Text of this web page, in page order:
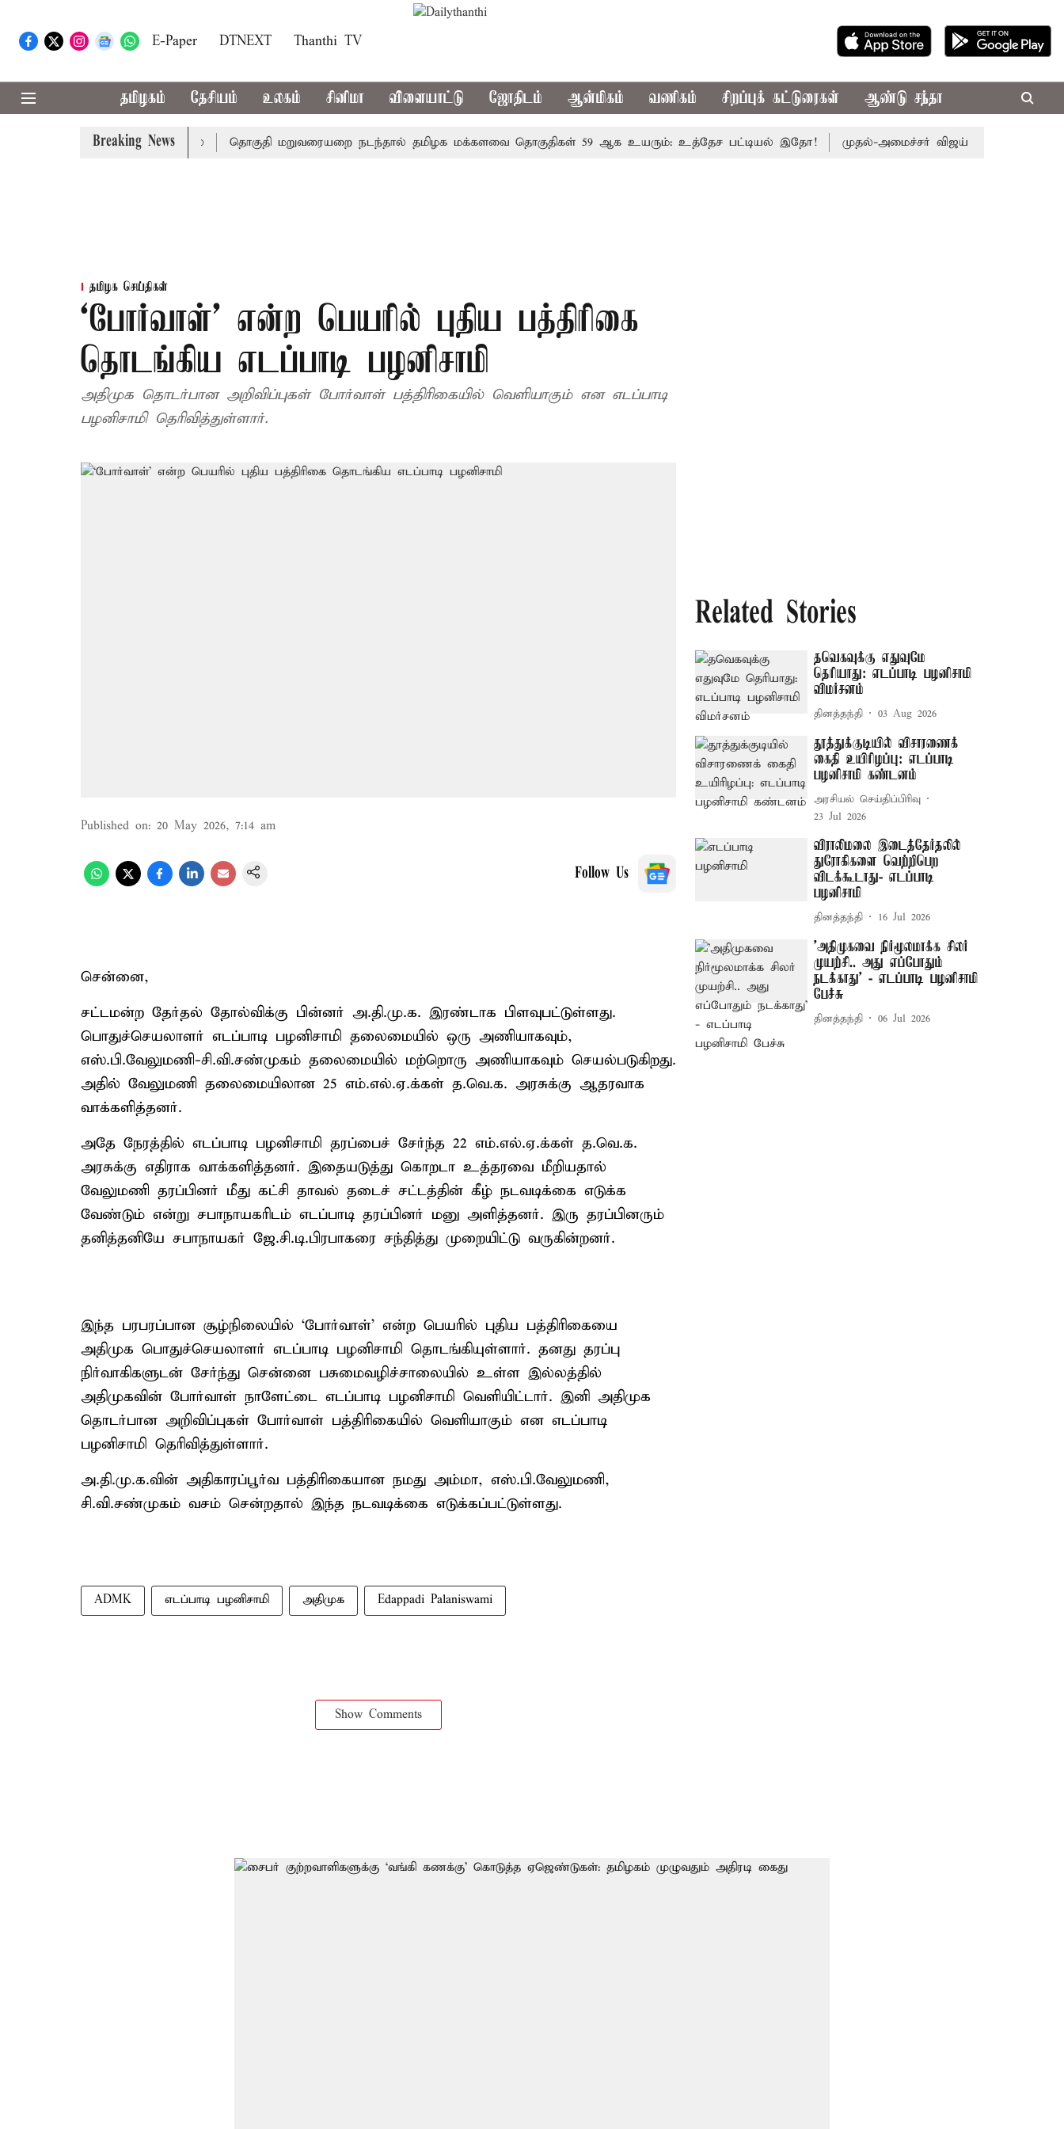
E-Paper DTNEXT Thanthi TV
தமிழகம் தேசியம் உலகம் சினிமா விளையாட்டு ஜோதிடம் ஆன்மிகம் வணிகம் சிறப்புக் கட்டுரைகள் ஆண்டு சந்தா
Breaking News
பலி - பிரதமர் மோடி இரங்கல் தொகுதி மறுவரையறை நடந்தால் தமிழக மக்களவை தொகுதிகள் 59 ஆக உயரும்: உத்தேச பட்டியல் இதோ! முதல்-அமைச்சர் விஜய் தலைமையில் இன்று
தமிழக செய்திகள்
‘போர்வாள்’ என்ற பெயரில் புதிய பத்திரிகை
தொடங்கிய எடப்பாடி பழனிசாமி
அதிமுக தொடர்பான அறிவிப்புகள் போர்வாள் பத்திரிகையில் வெளியாகும் என எடப்பாடி
பழனிசாமி தெரிவித்துள்ளார்.
Published on: 20 May 2026, 7:14 am
Follow Us
சென்னை,
சட்டமன்ற தேர்தல் தோல்விக்கு பின்னர் அ.தி.மு.க. இரண்டாக பிளவுபட்டுள்ளது.
பொதுச்செயலாளர் எடப்பாடி பழனிசாமி தலைமையில் ஒரு அணியாகவும்,
எஸ்.பி.வேலுமணி-சி.வி.சண்முகம் தலைமையில் மற்றொரு அணியாகவும் செயல்படுகிறது.
அதில் வேலுமணி தலைமையிலான 25 எம்.எல்.ஏ.க்கள் த.வெ.க. அரசுக்கு ஆதரவாக
வாக்களித்தனர்.
அதே நேரத்தில் எடப்பாடி பழனிசாமி தரப்பைச் சேர்ந்த 22 எம்.எல்.ஏ.க்கள் த.வெ.க.
அரசுக்கு எதிராக வாக்களித்தனர். இதையடுத்து கொறடா உத்தரவை மீறியதால்
வேலுமணி தரப்பினர் மீது கட்சி தாவல் தடைச் சட்டத்தின் கீழ் நடவடிக்கை எடுக்க
வேண்டும் என்று சபாநாயகரிடம் எடப்பாடி தரப்பினர் மனு அளித்தனர். இரு தரப்பினரும்
தனித்தனியே சபாநாயகர் ஜே.சி.டி.பிரபாகரை சந்தித்து முறையிட்டு வருகின்றனர்.
இந்த பரபரப்பான சூழ்நிலையில் ‘போர்வாள்’ என்ற பெயரில் புதிய பத்திரிகையை
அதிமுக பொதுச்செயலாளர் எடப்பாடி பழனிசாமி தொடங்கியுள்ளார். தனது தரப்பு
நிர்வாகிகளுடன் சேர்ந்து சென்னை பசுமைவழிச்சாலையில் உள்ள இல்லத்தில்
அதிமுகவின் போர்வாள் நாளேட்டை எடப்பாடி பழனிசாமி வெளியிட்டார். இனி அதிமுக
தொடர்பான அறிவிப்புகள் போர்வாள் பத்திரிகையில் வெளியாகும் என எடப்பாடி
பழனிசாமி தெரிவித்துள்ளார்.
அ.தி.மு.க.வின் அதிகாரப்பூர்வ பத்திரிகையான நமது அம்மா, எஸ்.பி.வேலுமணி,
சி.வி.சண்முகம் வசம் சென்றதால் இந்த நடவடிக்கை எடுக்கப்பட்டுள்ளது.
ADMK எடப்பாடி பழனிசாமி அதிமுக Edappadi Palaniswami
Show Comments
Related Stories
தவெகவுக்கு எதுவுமே
தெரியாது: எடப்பாடி பழனிசாமி
விமர்சனம்
தினத்தந்தி 03 Aug 2026
தூத்துக்குடியில் விசாரணைக்
கைதி உயிரிழப்பு: எடப்பாடி
பழனிசாமி கண்டனம்
அரசியல் செய்திப்பிரிவு
23 Jul 2026
விராலிமலை இடைத்தேர்தலில்
துரோகிகளை வெற்றிபெற
விடக்கூடாது- எடப்பாடி
பழனிசாமி
தினத்தந்தி 16 Jul 2026
’அதிமுகவை நிர்மூலமாக்க சிலர்
முயற்சி.. அது எப்போதும்
நடக்காது’ - எடப்பாடி பழனிசாமி
பேச்சு
தினத்தந்தி 06 Jul 2026